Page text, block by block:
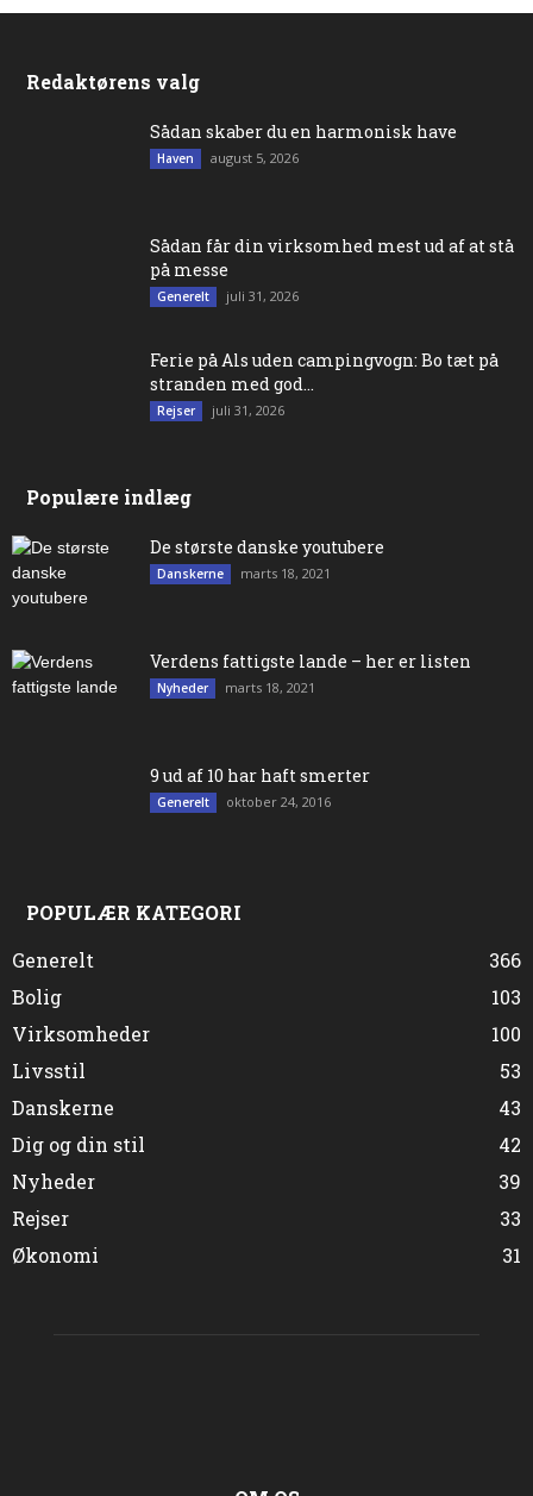
Redaktørens valg
Sådan skaber du en harmonisk have
Haven august 5, 2026
Sådan får din virksomhed mest ud af at stå
på messe
Generelt juli 31, 2026
Ferie på Als uden campingvogn: Bo tæt på
stranden med god...
Rejser juli 31, 2026
Populære indlæg
De største danske youtubere
Danskerne marts 18, 2021
Verdens fattigste lande – her er listen
Nyheder marts 18, 2021
9 ud af 10 har haft smerter
Generelt oktober 24, 2016
POPULÆR KATEGORI
Generelt
366
Bolig
103
Virksomheder
100
Livsstil
53
Danskerne
43
Dig og din stil
42
Nyheder
39
Rejser
33
Økonomi
31